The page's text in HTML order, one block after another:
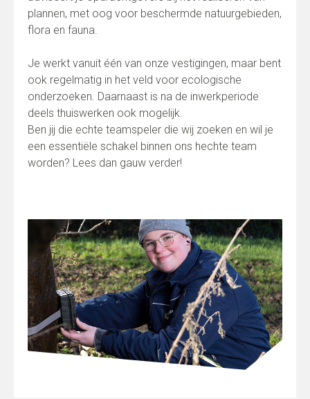
plannen, met oog voor beschermde natuurgebieden,
flora en fauna.
Je werkt vanuit één van onze vestigingen, maar bent
ook regelmatig in het veld voor ecologische
onderzoeken. Daarnaast is na de inwerkperiode
deels thuiswerken ook mogelijk.
Ben jij die echte teamspeler die wij zoeken en wil je
een essentiële schakel binnen ons hechte team
worden? Lees dan gauw verder!